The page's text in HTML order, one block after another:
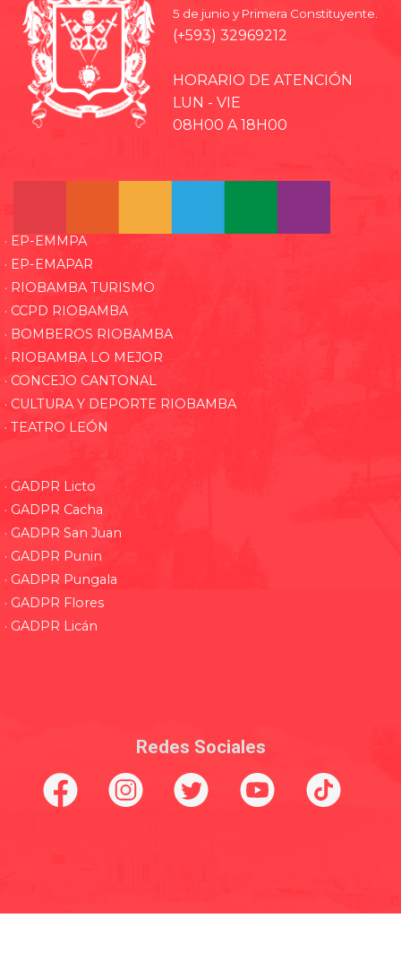
5 de junio y Primera Constituyente.
(+593) 32969212
HORARIO DE ATENCIÓN
LUN - VIE
08H00 A 18H00
· EP-EMMPA
· EP-EMAPAR
· RIOBAMBA TURISMO
· CCPD RIOBAMBA
· BOMBEROS RIOBAMBA
· RIOBAMBA LO MEJOR
· CONCEJO CANTONAL
· CULTURA Y DEPORTE RIOBAMBA
· TEATRO LEÓN
· GADPR Licto
· GADPR Cacha
· GADPR San Juan
· GADPR Punin
· GADPR Pungala
· GADPR Flores
· GADPR Licán
Redes Sociales